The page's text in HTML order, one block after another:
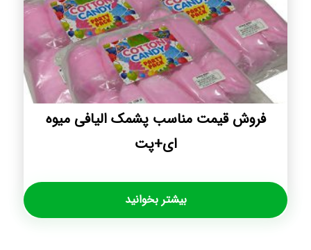
فروش قیمت مناسب پشمک الیافی میوه
ای+پت
بیشتر بخوانید